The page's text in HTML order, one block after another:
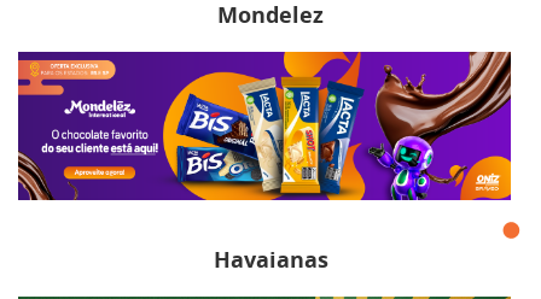
Mondelez
Havaianas